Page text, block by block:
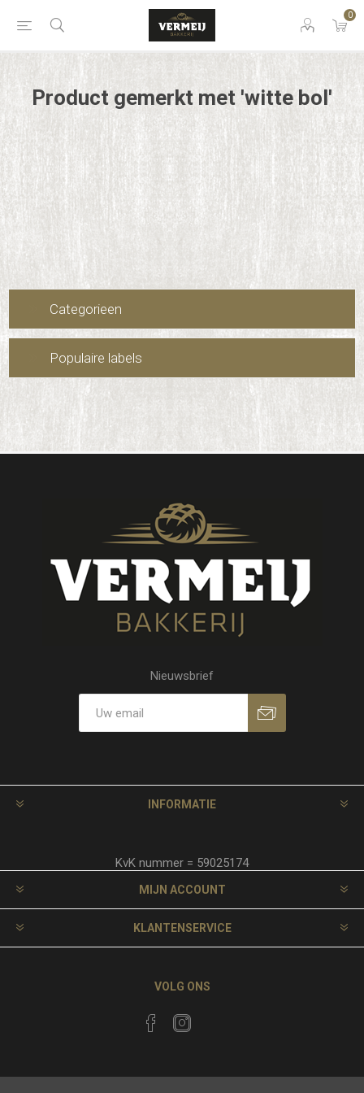
0
Product gemerkt met 'witte bol'
Categorieen
Populaire labels
Nieuwsbrief
INFORMATIE
KvK nummer = 59025174
MIJN ACCOUNT
KLANTENSERVICE
VOLG ONS